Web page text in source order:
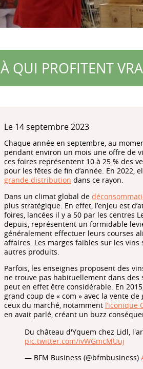
À QUI PROFITENT
Le 14 septembre 2023
Chaque année en septembre, au
pendant environ un mois une offre de
ces foires représentent 10 à 25 % des
pour les fêtes de fin d’année. En 2022,
grande distribution dans ce rayon.
Dans un climat global de
plus stratégique. En effet, l’enjeu est
foires, lancées il y a 50 par les centres
depuis, représentent un formidable
généralement effectuer leurs courses
affaires. Les marges faibles sur les
autres produits.
Parfois, les enseignes proposent des
ne trouve pas habituellement dans des
peut en effet être considérable. En
grand coup de « com » avec la vente
ceux du marché, notamment l’iconique
en avait parlé, créant un buzz
Du château d'Yquem chez Lidl,
pic.twitter.com/ivWGmcMUuj
— BFM Business (@bfmbusiness)